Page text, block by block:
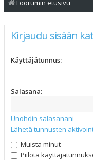
Foorumin etusivu
Kirjaudu sisään
Käyttäjätunnus:
Salasana:
Unohdin salasanani
Lähetä tunnusten
Muista minut
Piilota